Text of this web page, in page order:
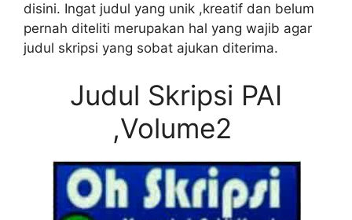
disini. Ingat judul yang unik ,kreatif dan belum
pernah diteliti merupakan hal yang wajib agar
judul skripsi yang sobat ajukan diterima.
Judul Skripsi PAI
,Volume2